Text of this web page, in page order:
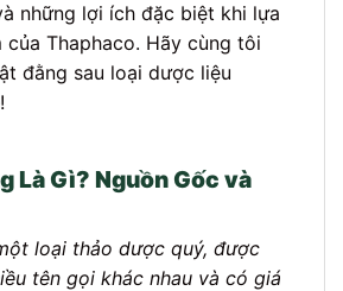
những lợi ích đặc biệt khi lựa
của Thaphaco. Hãy cùng tôi
đằng sau loại dược liệu
Là Gì? Nguồn Gốc và
loại thảo dược quý, được
tên gọi khác nhau và có giá